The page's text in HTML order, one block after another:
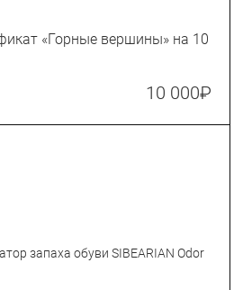
«Горные вершины» на 10
10 000₽